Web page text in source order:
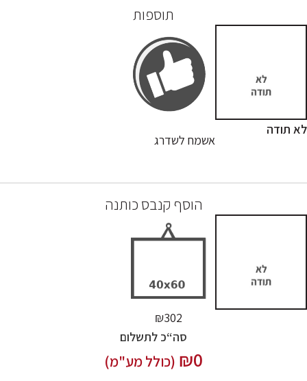
תוספות
לא תודה
אשמח לשדרג
הוסף קנבס כותנה
₪302
סה“כ לתשלום
₪0 (כולל מע"מ)